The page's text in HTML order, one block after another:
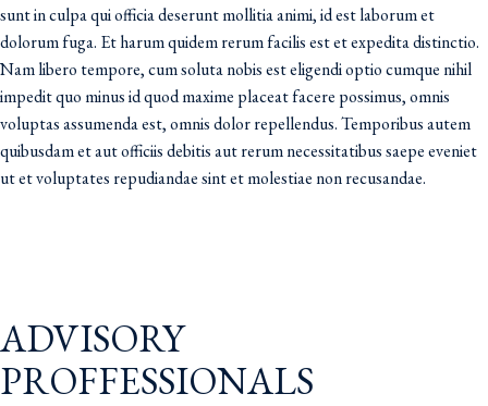
sunt in culpa qui officia deserunt mollitia animi, id est laborum et
dolorum fuga. Et harum quidem rerum facilis est et expedita distinctio.
Nam libero tempore, cum soluta nobis est eligendi optio cumque nihil
impedit quo minus id quod maxime placeat facere possimus, omnis
voluptas assumenda est, omnis dolor repellendus. Temporibus autem
quibusdam et aut officiis debitis aut rerum necessitatibus saepe eveniet
ut et voluptates repudiandae sint et molestiae non recusandae.
ADVISORY
PROFFESSIONALS